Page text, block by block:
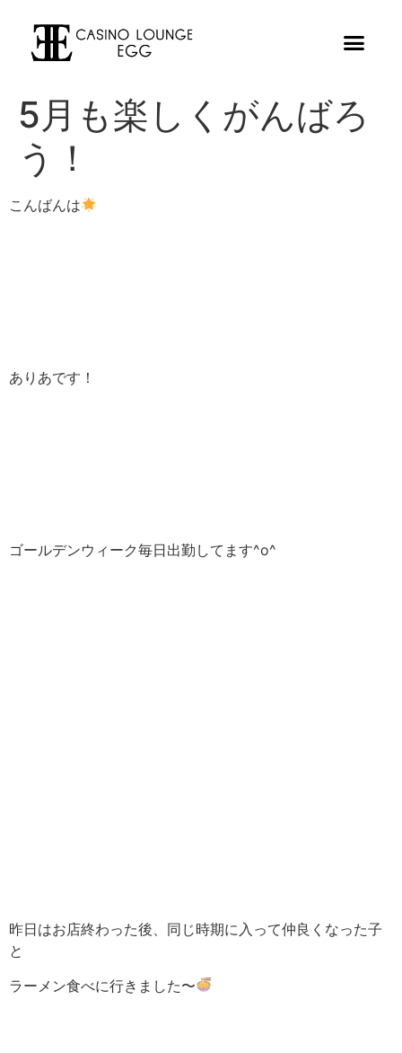
5月も楽しくがんばろ
う！
こんばんは
ありあです！
ゴールデンウィーク毎日出勤してます^o^
昨日はお店終わった後、同じ時期に入って仲良くなった子
と
ラーメン食べに行きました〜